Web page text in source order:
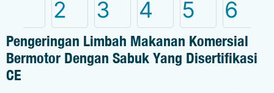
Pengeringan Limbah Makanan Komersial
Bermotor Dengan Sabuk Yang Disertifikasi
CE